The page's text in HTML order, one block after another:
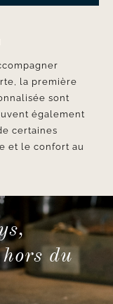
la première
sont
également
certaines
et le confort au
hors du